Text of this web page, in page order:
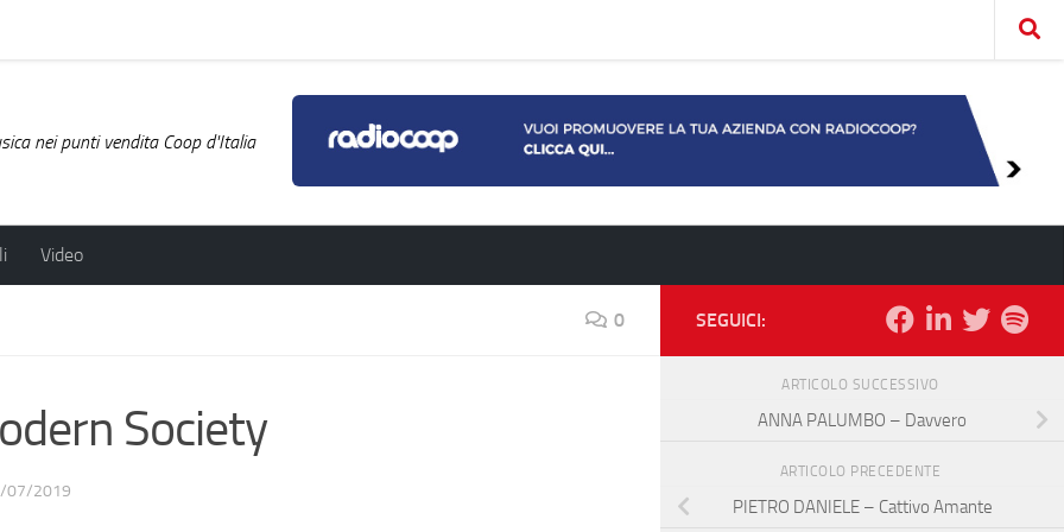
nei punti vendita Coop d'Italia
Video
0
Society
07/2019
SEGUICI:
ARTICOLO SUCCESSIVO
ANNA PALUMBO – Davvero
ARTICOLO PRECEDENTE
PIETRO DANIELE – Cattivo Amante